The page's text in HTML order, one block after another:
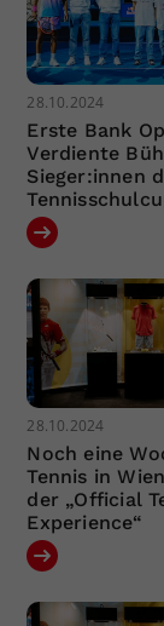
28.10.2024
Erste Bank
Verdiente
Sieger:innen
28.10.2024
Noch eine
Tennis in
der „Official
Experience“